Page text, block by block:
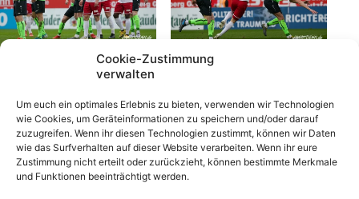
Cookie-Zustimmung
verwalten
Um euch ein optimales Erlebnis zu bieten, verwenden wir Technologien
wie Cookies, um Geräteinformationen zu speichern und/oder darauf
zuzugreifen. Wenn ihr diesen Technologien zustimmt, können wir Daten
wie das Surfverhalten auf dieser Website verarbeiten. Wenn ihr eure
Zustimmung nicht erteilt oder zurückzieht, können bestimmte Merkmale
und Funktionen beeinträchtigt werden.